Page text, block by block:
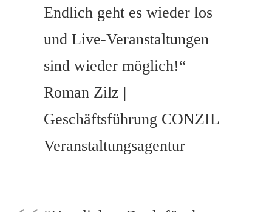
Endlich geht es wieder los
und Live-Veranstaltungen
sind wieder möglich!“
Roman Zilz |
Geschäftsführung CONZIL
Veranstaltungsagentur